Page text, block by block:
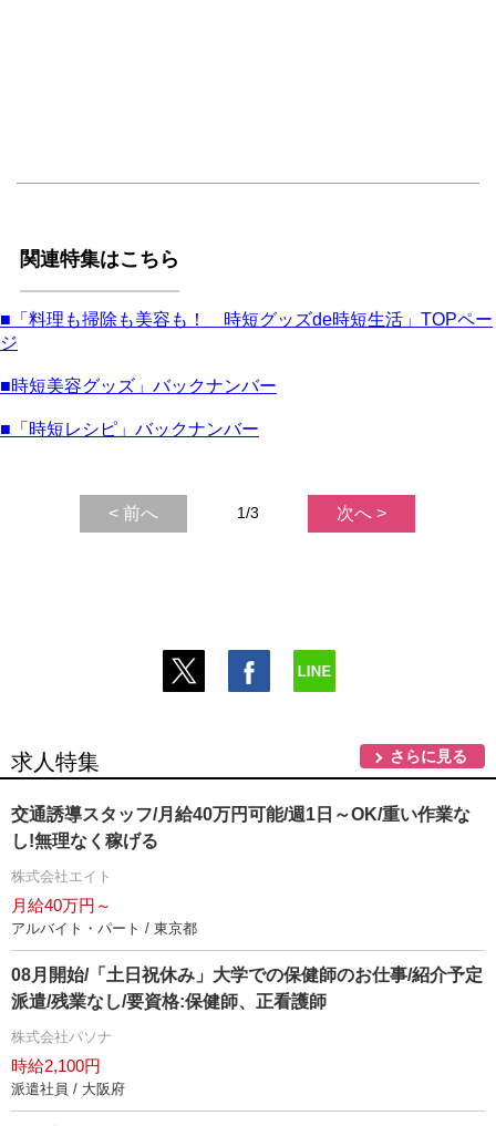
関連特集はこちら
■「料理も掃除も美容も！ 時短グッズde時短生活」TOPペー
ジ
■時短美容グッズ」バックナンバー
■「時短レシピ」バックナンバー
< 前へ 1/3 次へ >
求人特集 さらに見る
交通誘導スタッフ/月給40万円可能/週1日～OK/重い作業な
し!無理なく稼げる
株式会社エイト
月給40万円～
アルバイト・パート / 東京都
08月開始/「土日祝休み」大学での保健師のお仕事/紹介予定
派遣/残業なし/要資格:保健師、正看護師
株式会社パソナ
時給2,100円
派遣社員 / 大阪府